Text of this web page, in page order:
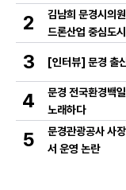
2
김남희 문경시의
드론산업 중심도
3 [인터뷰] 문경 출
4
문경 전국환경백
노래하다
5
문경관광공사 사
서 운영 논란